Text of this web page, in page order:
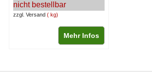
zzgl. Versand kg
nicht bestellbar
Mehr Infos